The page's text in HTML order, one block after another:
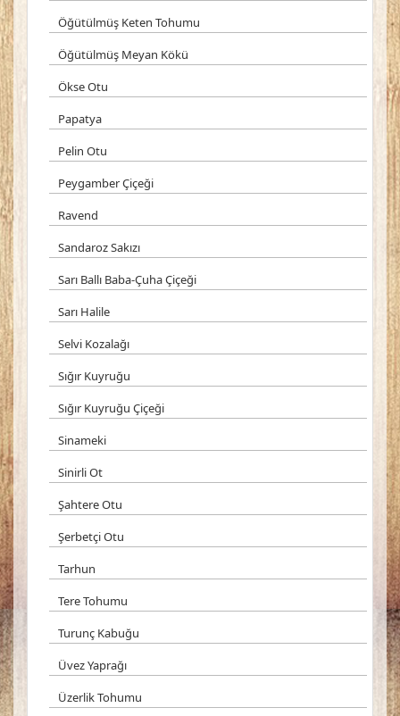
Öğütülmüş Keten Tohumu
Öğütülmüş Meyan Kökü
Ökse Otu
Papatya
Pelin Otu
Peygamber Çiçeği
Ravend
Sandaroz Sakızı
Sarı Ballı Baba-Çuha Çiçeği
Sarı Halile
Selvi Kozalağı
Sığır Kuyruğu
Sığır Kuyruğu Çiçeği
Sinameki
Sinirli Ot
Şahtere Otu
Şerbetçi Otu
Tarhun
Tere Tohumu
Turunç Kabuğu
Üvez Yaprağı
Üzerlik Tohumu